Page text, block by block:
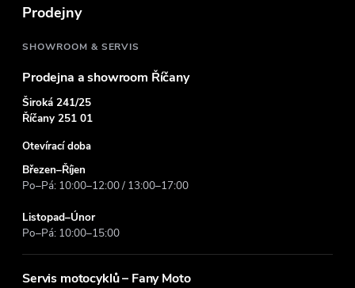
Prodejny
SHOWROOM & SERVIS
Prodejna a showroom Říčany
Široká 241/25
Říčany 251 01
Otevírací doba
Březen–Říjen
Po–Pá: 10:00–12:00 / 13:00–17:00
Listopad–Únor
Po–Pá: 10:00–15:00
Servis motocyklů – Fany Moto